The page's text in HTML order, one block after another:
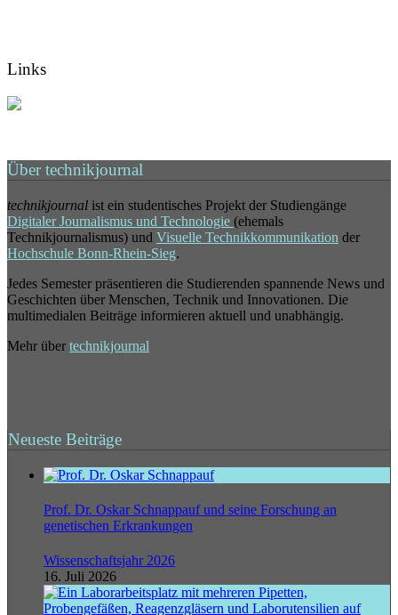
Links
Über technikjournal
technikjournal ist ein studentisches Projekt der Studiengänge
Digitaler Journalismus und Technologie (ehemals
Technikjournalismus) und Visuelle Technikkommunikation der
Hochschule Bonn-Rhein-Sieg.
Jedes Semester präsentieren die Studierenden spannende News und
Geschichten über Menschen, Technik und Innovationen. Die
multimedialen Beiträge informieren aktuell und unabhängig.
Mehr über technikjournal
Neueste Beiträge
Prof. Dr. Oskar Schnappauf und seine Forschung an
genetischen Erkrankungen
Wissenschaftsjahr 2026
16. Juli 2026